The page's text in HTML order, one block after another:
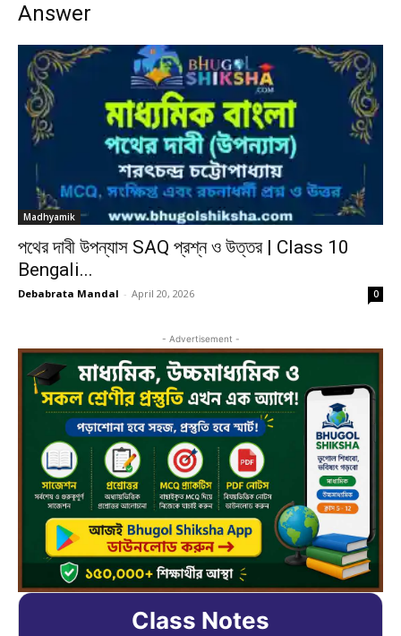
Answer
Madhyamik
পথের দাবী উপন্যাস SAQ প্রশ্ন ও উত্তর | Class 10
Bengali...
Debabrata Mandal - April 20, 2026 0
- Advertisement -
Class Notes